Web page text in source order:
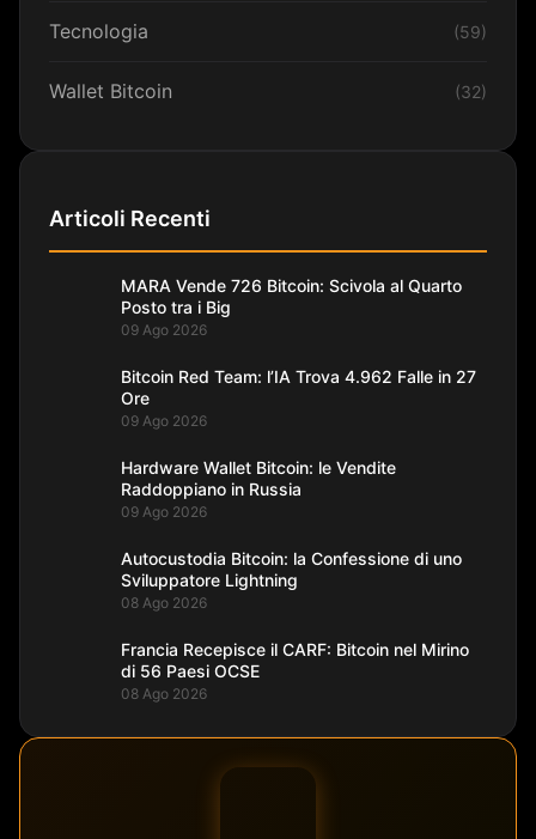
Tecnologia (59)
Wallet Bitcoin (32)
Articoli Recenti
MARA Vende 726 Bitcoin: Scivola al Quarto
Posto tra i Big
09 Ago 2026
Bitcoin Red Team: l’IA Trova 4.962 Falle in 27
Ore
09 Ago 2026
Hardware Wallet Bitcoin: le Vendite
Raddoppiano in Russia
09 Ago 2026
Autocustodia Bitcoin: la Confessione di uno
Sviluppatore Lightning
08 Ago 2026
Francia Recepisce il CARF: Bitcoin nel Mirino
di 56 Paesi OCSE
08 Ago 2026